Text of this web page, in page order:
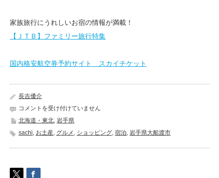
家族旅行にうれしいお宿の情報が満載！
【ＪＴＢ】ファミリー旅行特集
国内格安航空券予約サイト スカイチケット
長吉優介
か
も
テ
陸
コメントを受け付けていません
北海道・東北, 岩手県
sachi, お土産, グルメ , ショッピング, 宿泊, 岩手県大船渡市